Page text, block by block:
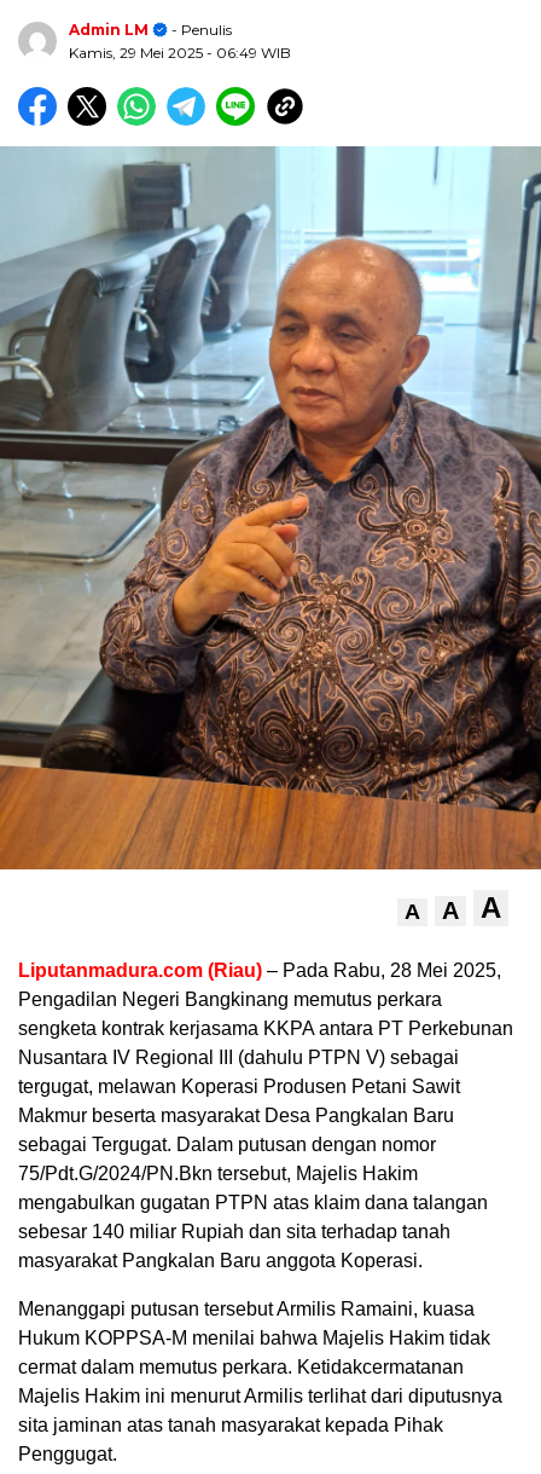
Admin LM
- Penulis
Kamis, 29 Mei 2025 - 06:49 WIB
A A A
Liputanmadura.com (Riau) – Pada Rabu, 28 Mei 2025,
Pengadilan Negeri Bangkinang memutus perkara
sengketa kontrak kerjasama KKPA antara PT Perkebunan
Nusantara IV Regional III (dahulu PTPN V) sebagai
tergugat, melawan Koperasi Produsen Petani Sawit
Makmur beserta masyarakat Desa Pangkalan Baru
sebagai Tergugat. Dalam putusan dengan nomor
75/Pdt.G/2024/PN.Bkn tersebut, Majelis Hakim
mengabulkan gugatan PTPN atas klaim dana talangan
sebesar 140 miliar Rupiah dan sita terhadap tanah
masyarakat Pangkalan Baru anggota Koperasi.
Menanggapi putusan tersebut Armilis Ramaini, kuasa
Hukum KOPPSA-M menilai bahwa Majelis Hakim tidak
cermat dalam memutus perkara. Ketidakcermatanan
Majelis Hakim ini menurut Armilis terlihat dari diputusnya
sita jaminan atas tanah masyarakat kepada Pihak
Penggugat.